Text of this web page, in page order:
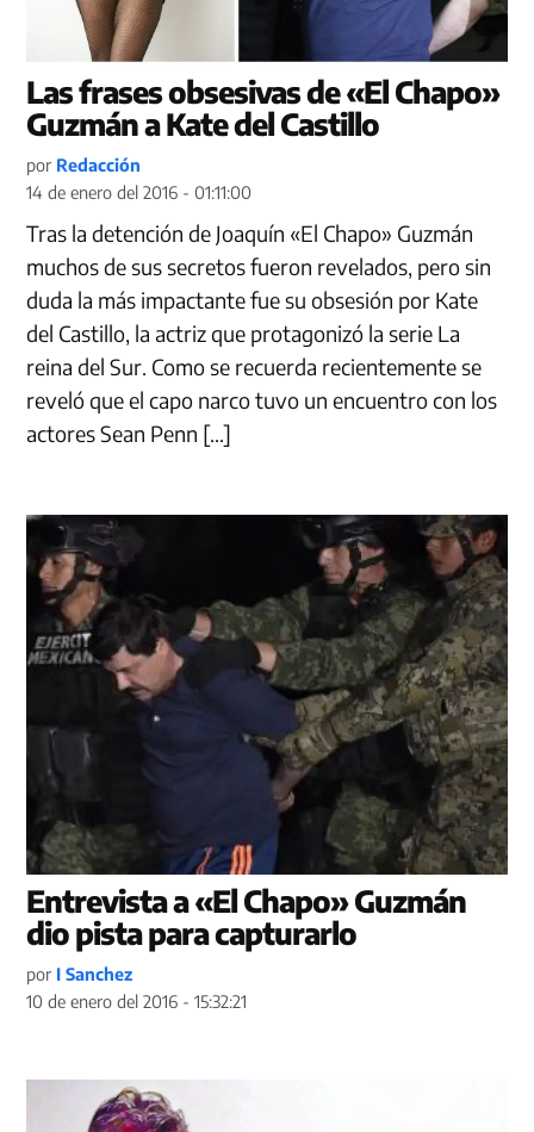
Las frases obsesivas de «El Chapo»
Guzmán a Kate del Castillo
por Redacción
14 de enero del 2016 - 01:11:00
Tras la detención de Joaquín «El Chapo» Guzmán
muchos de sus secretos fueron revelados, pero sin
duda la más impactante fue su obsesión por Kate
del Castillo, la actriz que protagonizó la serie La
reina del Sur. Como se recuerda recientemente se
reveló que el capo narco tuvo un encuentro con los
actores Sean Penn […]
Entrevista a «El Chapo» Guzmán
dio pista para capturarlo
por I Sanchez
10 de enero del 2016 - 15:32:21